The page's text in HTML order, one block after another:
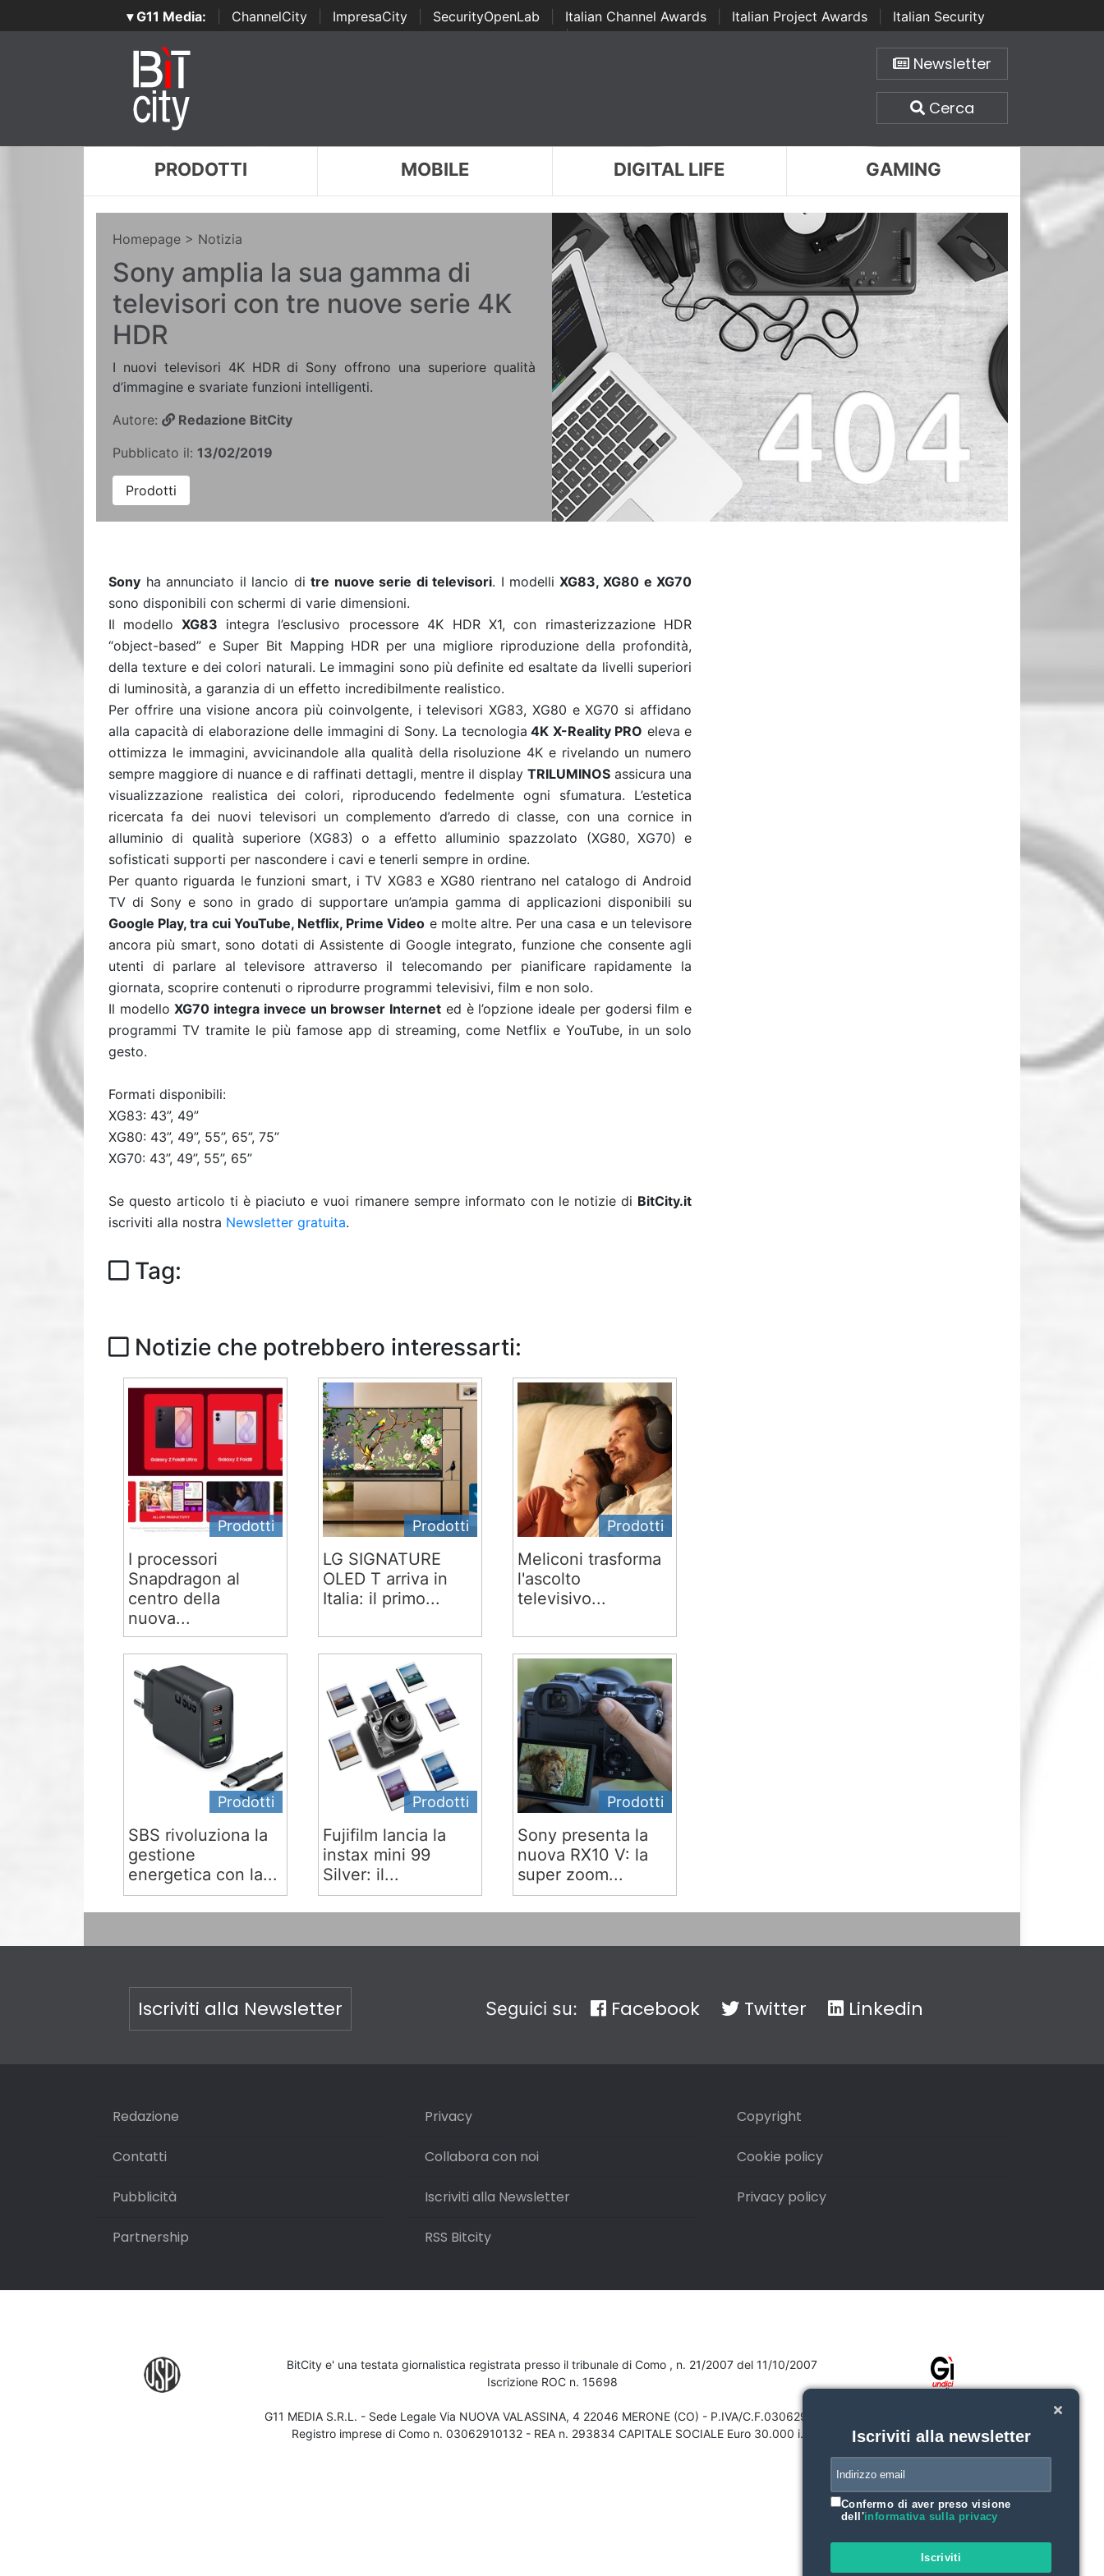
▾ G11 Media: ChannelCity ImpresaCity SecurityOpenLab Italian Channel Awards Italian Project Awards
Italian Security
Awards | ...
Newsletter
Cerca
PRODOTTI MOBILE DIGITAL LIFE GAMING
Homepage > Notizia
Sony amplia la sua gamma di
televisori con tre nuove serie 4K
HDR
I nuovi televisori 4K HDR di Sony offrono una superiore qualità
d’immagine e svariate funzioni intelligenti.
Autore:
Redazione BitCity
Pubblicato il: 13/02/2019
Prodotti
Sony ha annunciato il lancio di tre nuove serie di televisori. I modelli XG83, XG80 e XG70
sono disponibili con schermi di varie dimensioni.
Il modello XG83 integra l’esclusivo processore 4K HDR X1, con rimasterizzazione HDR
“object-based” e Super Bit Mapping HDR per una migliore riproduzione della profondità,
della texture e dei colori naturali. Le immagini sono più definite ed esaltate da livelli superiori
di luminosità, a garanzia di un effetto incredibilmente realistico.
Per offrire una visione ancora più coinvolgente, i televisori XG83, XG80 e XG70 si affidano
alla capacità di elaborazione delle immagini di Sony. La tecnologia 4K X-Reality PRO eleva e
ottimizza le immagini, avvicinandole alla qualità della risoluzione 4K e rivelando un numero
sempre maggiore di nuance e di raffinati dettagli, mentre il display TRILUMINOS assicura una
visualizzazione realistica dei colori, riproducendo fedelmente ogni sfumatura. L’estetica
ricercata fa dei nuovi televisori un complemento d’arredo di classe, con una cornice in
alluminio di qualità superiore (XG83) o a effetto alluminio spazzolato (XG80, XG70) e
sofisticati supporti per nascondere i cavi e tenerli sempre in ordine.
Per quanto riguarda le funzioni smart, i TV XG83 e XG80 rientrano nel catalogo di Android
TV di Sony e sono in grado di supportare un’ampia gamma di applicazioni disponibili su
Google Play, tra cui YouTube, Netflix, Prime Video e molte altre. Per una casa e un televisore
ancora più smart, sono dotati di Assistente di Google integrato, funzione che consente agli
utenti di parlare al televisore attraverso il telecomando per pianificare rapidamente la
giornata, scoprire contenuti o riprodurre programmi televisivi, film e non solo.
Il modelloXG70 integra invece un browser Internet ed è l’opzione ideale per godersi film e
programmi TV tramite le più famose app di streaming, come Netflix e YouTube, in un solo
gesto.
Formati disponibili:
XG83: 43”, 49”
XG80: 43”, 49”, 55”, 65”, 75”
XG70: 43”, 49”, 55”, 65”
Se questo articolo ti è piaciuto e vuoi rimanere sempre informato con le notizie di BitCity.it
iscriviti alla nostra Newsletter gratuita.
Tag:
Notizie che potrebbero interessarti:
Prodotti
I processori
Snapdragon al
centro della
nuova...
Prodotti
LG SIGNATURE
OLED T arriva in
Italia: il primo...
Prodotti
Meliconi trasforma
l'ascolto
televisivo...
Prodotti
SBS rivoluziona la
gestione
energetica con la...
Prodotti
Fujifilm lancia la
instax mini 99
Silver: il...
Prodotti
Sony presenta la
nuova RX10 V: la
super zoom...
Iscriviti alla Newsletter Seguici su: Facebook Twitter Linkedin
Redazione
Contatti
Pubblicità
Partnership
Privacy
Collabora con noi
Iscriviti alla Newsletter
RSS Bitcity
Copyright
Cookie policy
Privacy policy
BitCity e' una testata giornalistica registrata presso il tribunale di Como , n. 21/2007 del 11/10/2007
Iscrizione ROC n. 15698
G11 MEDIA S.R.L. - Sede Legale Via NUOVA VALASSINA, 4 22046 MERONE (CO) - P.IVA/C.F.03062910132
Registro imprese di Como n. 03062910132 - REA n. 293834 CAPITALE SOCIALE Euro 30.000 i.v.
Iscriviti alla newsletter
Confermo di aver preso visione
dell'informativa sulla privacy
Iscriviti